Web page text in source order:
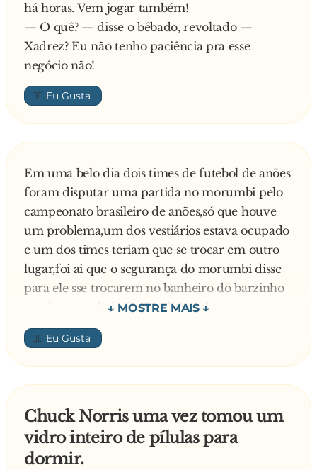
há horas. Vem jogar também!
— O quê? — disse o bêbado, revoltado —
Xadrez? Eu não tenho paciência pra esse
negócio não!
👍🏼
Em uma belo dia dois times de futebol de anões
foram disputar uma partida no morumbi pelo
campeonato brasileiro de anões,só que houve
um problema,um dos vestiários estava ocupado
e um dos times teriam que se trocar em outro
lugar,foi ai que o segurança do morumbi disse
para ele sse trocarem no banheiro do barzinho
que havia ao lado do estádio,ao chegarem na
bar todos os 15 anões foram correndo para o
banheiro para se trocarem para o jogo,só que
nesse bar havia um bebado que estava lá a horas
bebendo várias,após alguns minutos os anões sai
prontos para jogar e vão direto para o
estádio,depois que eles passaram pelo o bebado
o bebado olha para o dono do bar e dizz....
👍🏼
Chuck Norris uma vez tomou um
vidro inteiro de pílulas para
dormir.